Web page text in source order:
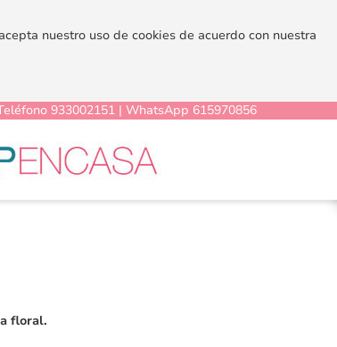
nuestro uso de cookies de acuerdo con nuestra
933002151 | WhatsApp 615970856
floral.